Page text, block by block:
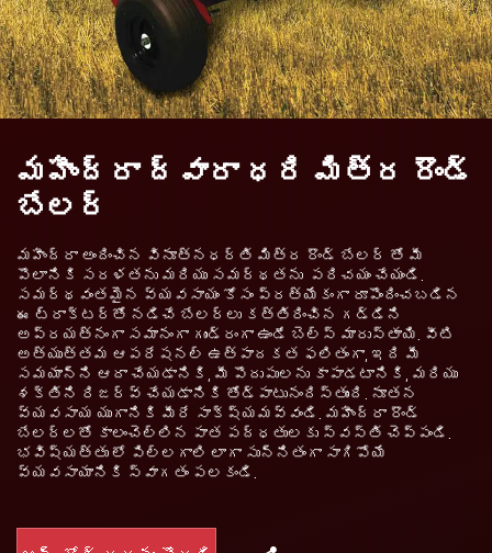
మహీంద్రా ద్వారా ధరి మిత్ర రౌండ్
బేలర్
మహీంద్రా అందించిన వినూత్నధర్తి మిత్ర రౌండ్ బేలర్‌ తో మీ
పొలానికి సరళతను మరియు సమర్థతను పరిచయం చేయండి.
సమర్థవంతమైన వ్యవసాయం కోసం ప్రత్యేకంగా రూపొందించబడిన
ఈ ట్రాక్టర్‌తో నడిచే బేలర్‌లు కత్తిరించిన గడ్డిని
అప్రయత్నంగా సమానంగా గుండ్రంగా ఉండే బెల్స్ మారుస్తాయి. వీటి
అత్యుత్తమ ఆపరేషనల్ ఉత్పాదకత ఫలితంగా, ఇది మీ
సమయాన్ని ఆదా చేయడానికి, మీ పొదుపులను కాపాడటానికి, మరియు
శక్తిని రిజర్వ్ చేయడానికి తోడ్పాటునందిస్తుంది. నూతన
వ్యవసాయ యుగానికి మీరే సాక్ష్యమవ్వండి. మహీంద్రా రౌండ్
బేలర్‌లతో కాలంచెల్లిన పాత పద్ధతులకు స్వస్తి చెప్పండి.
భవిష్యత్తు లో పిల్లగాలి లాగా సున్నితంగా సాగిపోయే
వ్యవసాయానికి స్వాగతం పలకండి.